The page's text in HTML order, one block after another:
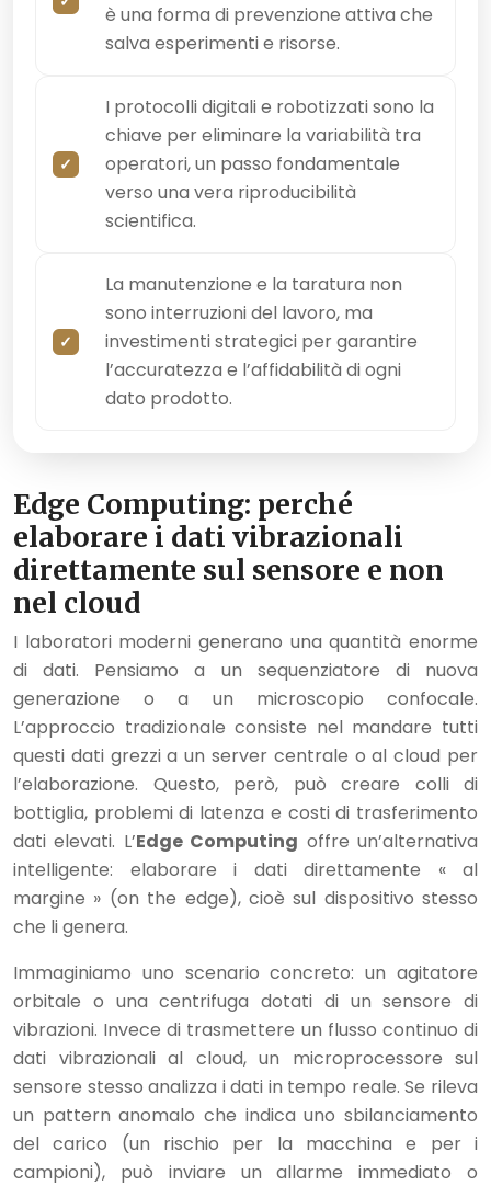
è una forma di prevenzione attiva che
salva esperimenti e risorse.
I protocolli digitali e robotizzati sono la
chiave per eliminare la variabilità tra
operatori, un passo fondamentale
verso una vera riproducibilità
scientifica.
La manutenzione e la taratura non
sono interruzioni del lavoro, ma
investimenti strategici per garantire
l’accuratezza e l’affidabilità di ogni
dato prodotto.
Edge Computing: perché
elaborare i dati vibrazionali
direttamente sul sensore e non
nel cloud
I laboratori moderni generano una quantità enorme
di dati. Pensiamo a un sequenziatore di nuova
generazione o a un microscopio confocale.
L’approccio tradizionale consiste nel mandare tutti
questi dati grezzi a un server centrale o al cloud per
l’elaborazione. Questo, però, può creare colli di
bottiglia, problemi di latenza e costi di trasferimento
dati elevati. L’Edge Computing offre un’alternativa
intelligente: elaborare i dati direttamente « al
margine » (on the edge), cioè sul dispositivo stesso
che li genera.
Immaginiamo uno scenario concreto: un agitatore
orbitale o una centrifuga dotati di un sensore di
vibrazioni. Invece di trasmettere un flusso continuo di
dati vibrazionali al cloud, un microprocessore sul
sensore stesso analizza i dati in tempo reale. Se rileva
un pattern anomalo che indica uno sbilanciamento
del carico (un rischio per la macchina e per i
campioni), può inviare un allarme immediato o